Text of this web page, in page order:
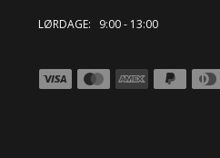
LØRDAGE: 9:00 - 13:00